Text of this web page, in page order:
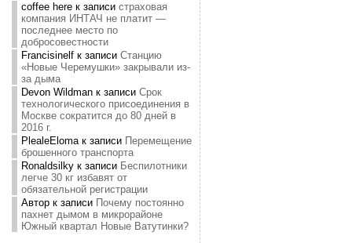
coffee hereк записи страховая
компания ИНТАЧ не платит —
последнее место по
добросовестности
Francisinelfк записи Станцию
«Новые Черемушки» закрывали из-
за дыма
Devon Wildmanк записи Срок
технологического присоединения в
Москве сократится до 80 дней в
2016 г.
PlealeElomaк записи Перемещение
брошенного транспорта
Ronaldsilkyк записи Беспилотники
легче 30 кг избавят от
обязательной регистрации
Авторк записи Почему постоянно
пахнет дымом в микрорайоне
Южный квартал Новые Ватутинки?